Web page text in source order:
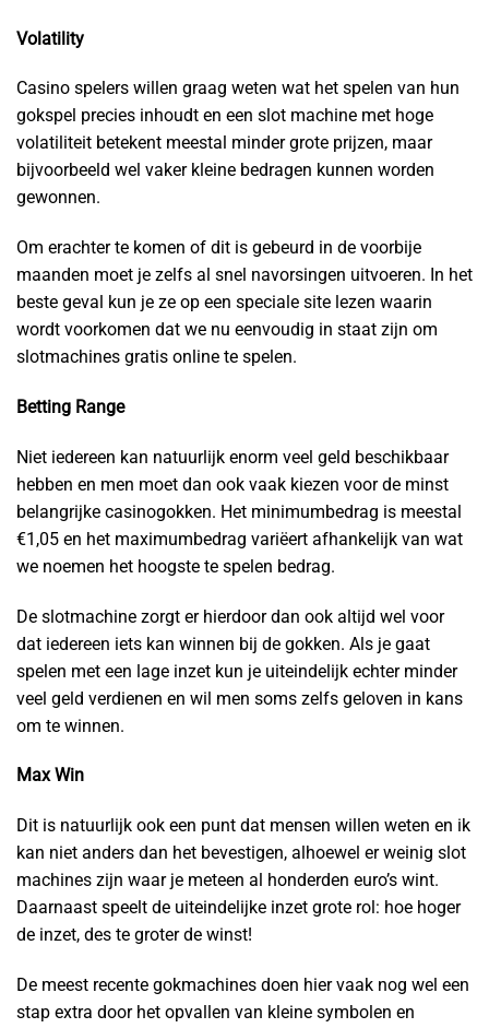
Volatility
Casino spelers willen graag weten wat het spelen van hun
gokspel precies inhoudt en een slot machine met hoge
volatiliteit betekent meestal minder grote prijzen, maar
bijvoorbeeld wel vaker kleine bedragen kunnen worden
gewonnen.
Om erachter te komen of dit is gebeurd in de voorbije
maanden moet je zelfs al snel navorsingen uitvoeren. In het
beste geval kun je ze op een speciale site lezen waarin
wordt voorkomen dat we nu eenvoudig in staat zijn om
slotmachines gratis online te spelen.
Betting Range
Niet iedereen kan natuurlijk enorm veel geld beschikbaar
hebben en men moet dan ook vaak kiezen voor de minst
belangrijke casinogokken. Het minimumbedrag is meestal
€1,05 en het maximumbedrag variëert afhankelijk van wat
we noemen het hoogste te spelen bedrag.
De slotmachine zorgt er hierdoor dan ook altijd wel voor
dat iedereen iets kan winnen bij de gokken. Als je gaat
spelen met een lage inzet kun je uiteindelijk echter minder
veel geld verdienen en wil men soms zelfs geloven in kans
om te winnen.
Max Win
Dit is natuurlijk ook een punt dat mensen willen weten en ik
kan niet anders dan het bevestigen, alhoewel er weinig slot
machines zijn waar je meteen al honderden euro’s wint.
Daarnaast speelt de uiteindelijke inzet grote rol: hoe hoger
de inzet, des te groter de winst!
De meest recente gokmachines doen hier vaak nog wel een
stap extra door het opvallen van kleine symbolen en